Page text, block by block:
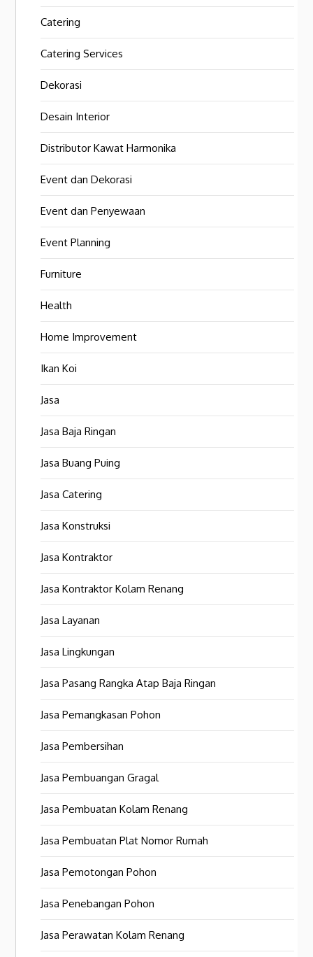
Catering
Catering Services
Dekorasi
Desain Interior
Distributor Kawat Harmonika
Event dan Dekorasi
Event dan Penyewaan
Event Planning
Furniture
Health
Home Improvement
Ikan Koi
Jasa
Jasa Baja Ringan
Jasa Buang Puing
Jasa Catering
Jasa Konstruksi
Jasa Kontraktor
Jasa Kontraktor Kolam Renang
Jasa Layanan
Jasa Lingkungan
Jasa Pasang Rangka Atap Baja Ringan
Jasa Pemangkasan Pohon
Jasa Pembersihan
Jasa Pembuangan Gragal
Jasa Pembuatan Kolam Renang
Jasa Pembuatan Plat Nomor Rumah
Jasa Pemotongan Pohon
Jasa Penebangan Pohon
Jasa Perawatan Kolam Renang